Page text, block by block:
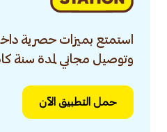
استمتع بميزات حصرية
وتوصيل مجاني لمدة سنة
حمل التطبيق الآن